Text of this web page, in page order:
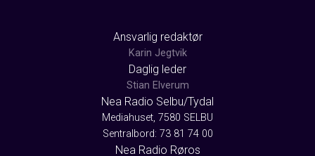
Ansvarlig redaktør
Karin Jegtvik
Daglig leder
Stian Elverum
Nea Radio Selbu/Tydal
Mediahuset, 7580 SELBU
Sentralbord: 73 81 74 00
Nea Radio Røros